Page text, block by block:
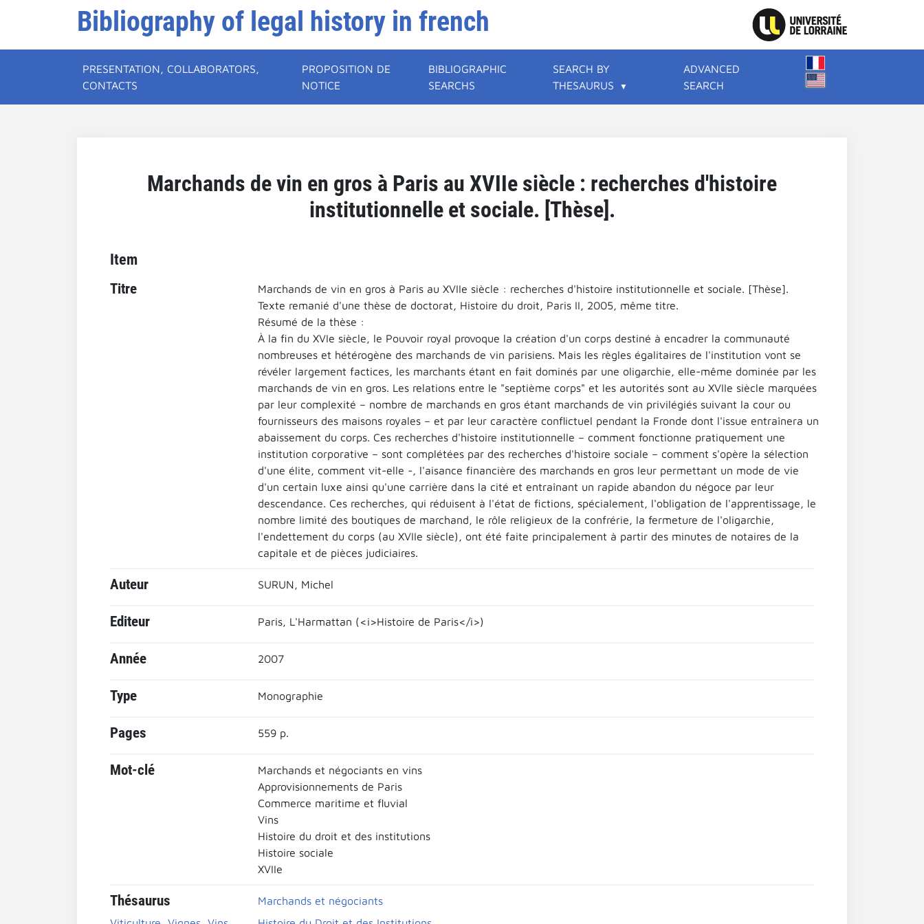
Bibliography of legal history in french
PRESENTATION, COLLABORATORS,
CONTACTS
PROPOSITION DE
NOTICE
BIBLIOGRAPHIC
SEARCHS
SEARCH BY
THESAURUS
ADVANCED
SEARCH
Marchands de vin en gros à Paris au XVIIe siècle : recherches d'histoire
institutionnelle et sociale. [Thèse].
Item
Titre
Marchands de vin en gros à Paris au XVIIe siècle : recherches d'histoire institutionnelle et sociale. [Thèse].
Texte remanié d'une thèse de doctorat, Histoire du droit, Paris II, 2005, même titre.
Résumé de la thèse :
À la fin du XVIe siècle, le Pouvoir royal provoque la création d'un corps destiné à encadrer la communauté
nombreuses et hétérogène des marchands de vin parisiens. Mais les règles égalitaires de l'institution vont se
révéler largement factices, les marchants étant en fait dominés par une oligarchie, elle-même dominée par les
marchands de vin en gros. Les relations entre le "septième corps" et les autorités sont au XVIIe siècle marquées
par leur complexité – nombre de marchands en gros étant marchands de vin privilégiés suivant la cour ou
fournisseurs des maisons royales – et par leur caractère conflictuel pendant la Fronde dont l'issue entraînera un
abaissement du corps. Ces recherches d'histoire institutionnelle – comment fonctionne pratiquement une
institution corporative – sont complétées par des recherches d'histoire sociale – comment s'opère la sélection
d'une élite, comment vit-elle -, l'aisance financière des marchands en gros leur permettant un mode de vie
d'un certain luxe ainsi qu'une carrière dans la cité et entraînant un rapide abandon du négoce par leur
descendance. Ces recherches, qui réduisent à l'état de fictions, spécialement, l'obligation de l'apprentissage, le
nombre limité des boutiques de marchand, le rôle religieux de la confrérie, la fermeture de l'oligarchie,
l'endettement du corps (au XVIIe siècle), ont été faite principalement à partir des minutes de notaires de la
capitale et de pièces judiciaires.
Auteur SURUN, Michel
Editeur Paris, L'Harmattan (<i>Histoire de Paris</i>)
Année 2007
Type Monographie
Pages 559 p.
Mot-clé
Marchands et négociants en vins
Approvisionnements de Paris
Commerce maritime et fluvial
Vins
Histoire du droit et des institutions
Histoire sociale
XVIIe
Thésaurus
Marchands et négociants